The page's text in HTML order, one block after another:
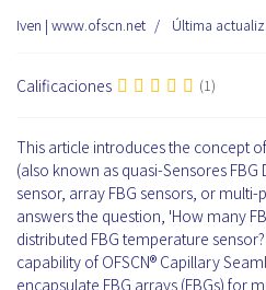
Iven | www.ofscn.net Última
Calificaciones (1)
This article introduces the concept
(also known as quasi-Sensores
sensor, array FBG sensors, or
answers the question, 'How many
distributed FBG temperature
capability of OFSCN® Capillary
encapsulate FBG arrays (FBGs) for